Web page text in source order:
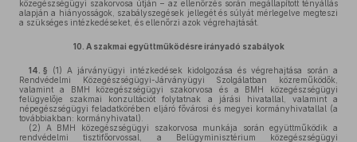
közegészségügyi szakorvosa útján – az ellenőrzés során megállapított tényállás
alapján a hiányosságok, szabályszegések jellegét és súlyát mérlegelve megteszi
a szükséges intézkedéseket, és ellenőrzi azok végrehajtását.
10. A szakmai együttműködésre irányadó szabályok
14. § (1) A járványügyi intézkedések kidolgozása és végrehajtása során a
Rendvédelmi Közegészségügyi-Járványügyi Szolgálatban közreműködők,
valamint a BMH közegészségügyi szakorvosa és a BMH közegészségügyi
felügyelője szakmai konzultációt folytatnak a járási hivatallal, valamint a
népegészségügyi feladatkörében eljáró fővárosi és megyei kormányhivatallal (a
továbbiakban: kormányhivatal).
(2) A BMH közegészségügyi szakorvosa munkája során együttműködik a
rendvédelmi tisztifőorvossal, a Belügyminisztérium közegészségügyi